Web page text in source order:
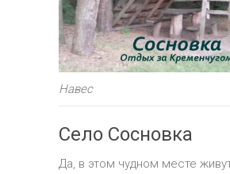
Навес
Село Сосновка
Да, в этом чудном месте